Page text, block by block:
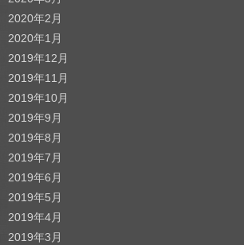
2020年2月
2020年1月
2019年12月
2019年11月
2019年10月
2019年9月
2019年8月
2019年7月
2019年6月
2019年5月
2019年4月
2019年3月